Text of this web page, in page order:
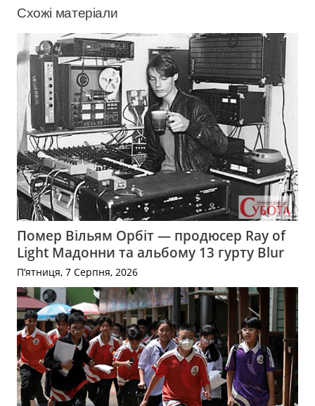
Схожі матеріали
Помер Вільям Орбіт — продюсер Ray of
Light Мадонни та альбому 13 гурту Blur
П’ятниця, 7 Серпня, 2026